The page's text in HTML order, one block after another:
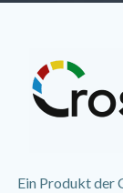
Ein Produkt der